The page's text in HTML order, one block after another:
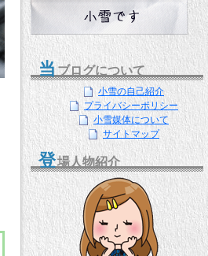
当 ブログについて
小雪の自己紹介
プライバシーポリシー
小雪媒体について
サイトマップ
登場人物紹介